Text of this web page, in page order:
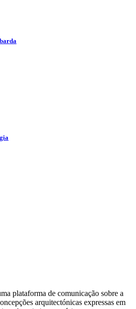
plataforma de comunicação sobre a
arquitectónicas expressas em